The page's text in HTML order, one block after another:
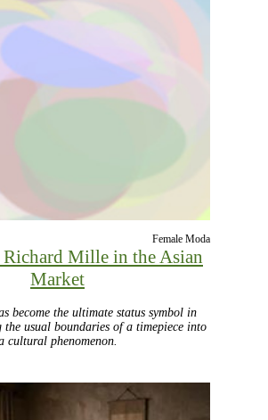
Female Moda
Mille in the Asian
Market
become the ultimate status symbol in
the usual boundaries of a timepiece into
cultural phenomenon.